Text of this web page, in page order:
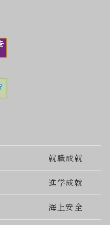
就職成就
進学成就
海上安全